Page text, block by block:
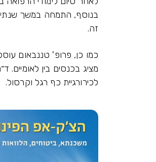
בנוסף, התמחה במשך
זה.
כמו כן, פרופ' טננבאום
מציג בכנסים בין לאומיים.
לכירורגיית כף רגל וקרסול.